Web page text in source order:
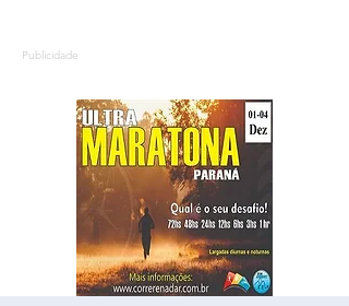
Publicidade